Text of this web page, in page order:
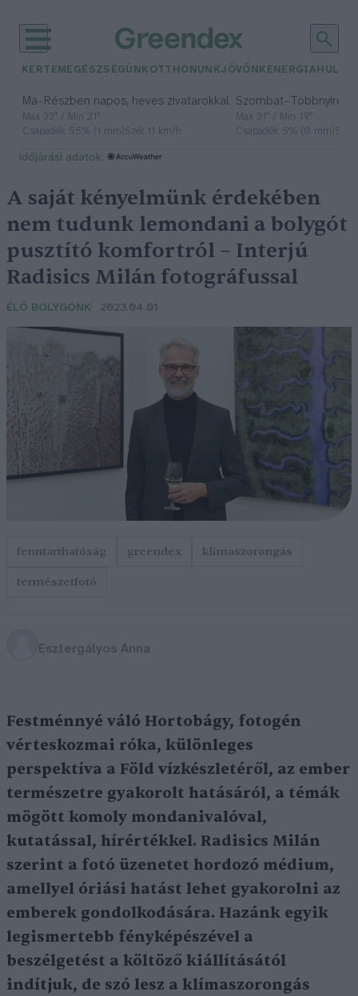
KERTEM EGÉSZSÉGÜNK OTTHONUNKJÖVŐNK ENERGIA
Ma– Részben napos, heves zivatarokkal
Max 33° / Min 21°
Csapadék: 55% (1 mm)Szél: 11 km/h
Szombat– Többnyire
Max 31° / Min 19°
Csapadék: 5% (0 mm)
időjárási adatok:
A saját kényelmünk érdekében
nem tudunk lemondani a bolygót
pusztító komfortról – Interjú
Radisics Milán fotográfussal
ÉLŐ BOLYGÓNK 2023.04.01
fenntarthatóság greendex
klímaszorongás
természetfotó
Esztergályos Anna
Festménnyé váló Hortobágy, fotogén
vérteskozmai róka, különleges
perspektíva a Föld vízkészletéről, az ember
természetre gyakorolt hatásáról, a témák
mögött komoly mondanivalóval,
kutatással, hírértékkel. Radisics Milán
szerint a fotó üzenetet hordozó médium,
amellyel óriási hatást lehet gyakorolni az
emberek gondolkodására. Hazánk egyik
legismertebb fényképészével a
beszélgetést a költöző kiállításától
indítjuk, de szó lesz a klímaszorongás